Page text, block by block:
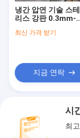
냉간 압연 기술 스
리스 강판 0.3mm-
최신 가격 받기
지금 연락
시
최